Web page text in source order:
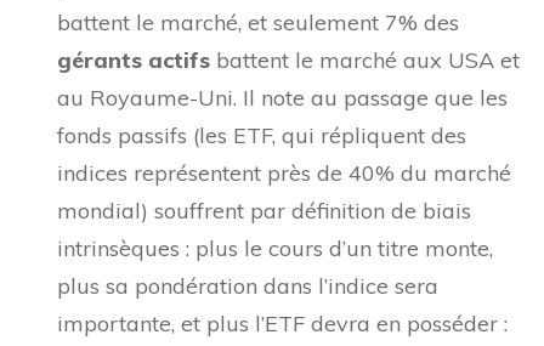
battent le marché, et seulement 7% des
gérants actifs battent le marché aux USA et
au Royaume-Uni. Il note au passage que les
fonds passifs (les ETF, qui répliquent des
indices représentent près de 40% du marché
mondial) souffrent par définition de biais
intrinsèques : plus le cours d’un titre monte,
plus sa pondération dans l’indice sera
importante, et plus l’ETF devra en posséder :